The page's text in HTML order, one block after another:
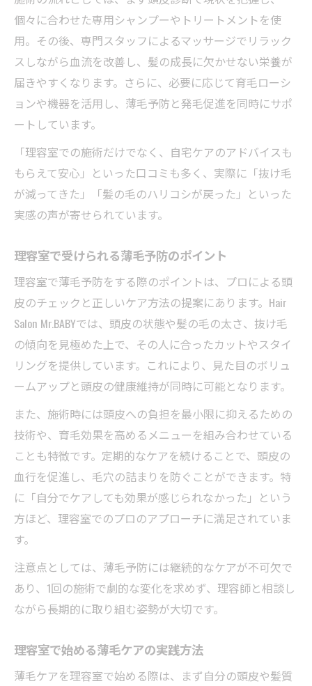
個々に合わせた専用シャンプーやトリートメントを使
用。その後、専門スタッフによるマッサージでリラック
スしながら血流を改善し、髪の成長に欠かせない栄養が
届きやすくなります。さらに、必要に応じて育毛ローシ
ョンや機器を活用し、薄毛予防と発毛促進を同時にサポ
ートしています。
「理容室での施術だけでなく、自宅ケアのアドバイスも
もらえて安心」といった口コミも多く、実際に「抜け毛
が減ってきた」「髪の毛のハリコシが戻った」といった
実感の声が寄せられています。
理容室で受けられる薄毛予防のポイント
理容室で薄毛予防をする際のポイントは、プロによる頭
皮のチェックと正しいケア方法の提案にあります。Hair
Salon Mr.BABYでは、頭皮の状態や髪の毛の太さ、抜け毛
の傾向を見極めた上で、その人に合ったカットやスタイ
リングを提供しています。これにより、見た目のボリュ
ームアップと頭皮の健康維持が同時に可能となります。
また、施術時には頭皮への負担を最小限に抑えるための
技術や、育毛効果を高めるメニューを組み合わせている
ことも特徴です。定期的なケアを続けることで、頭皮の
血行を促進し、毛穴の詰まりを防ぐことができます。特
に「自分でケアしても効果が感じられなかった」という
方ほど、理容室でのプロのアプローチに満足されていま
す。
注意点としては、薄毛予防には継続的なケアが不可欠で
あり、1回の施術で劇的な変化を求めず、理容師と相談し
ながら長期的に取り組む姿勢が大切です。
理容室で始める薄毛ケアの実践方法
薄毛ケアを理容室で始める際は、まず自分の頭皮や髪質